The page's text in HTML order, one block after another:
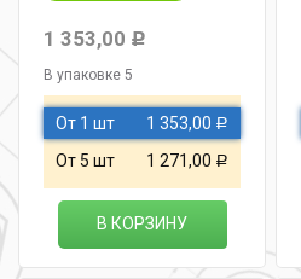
1 353,00 Р
В упаковке 5
От 1 шт 1 353,00 Р
От 5 шт 1 271,00 Р
В КОРЗИНУ